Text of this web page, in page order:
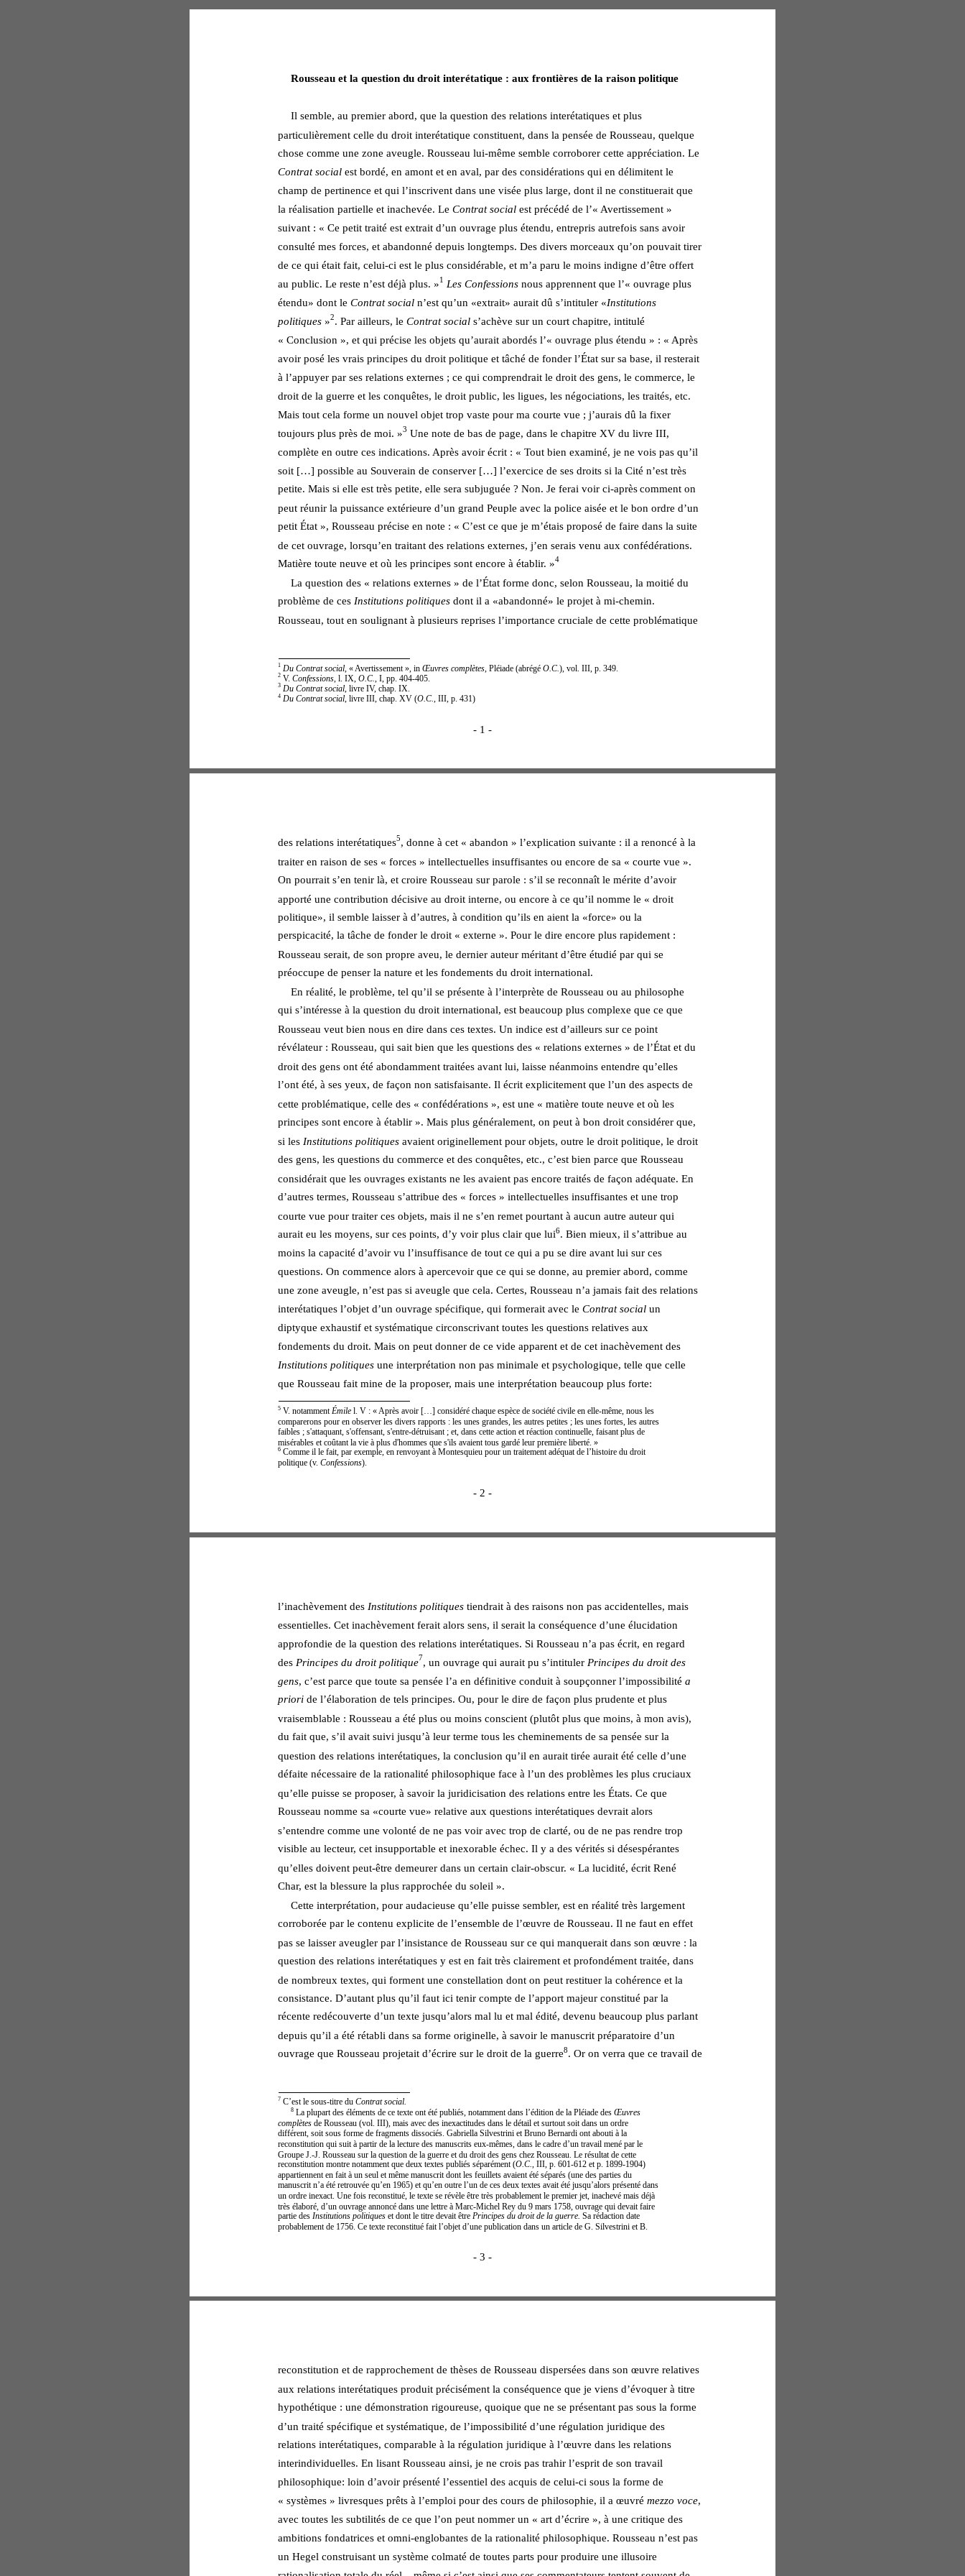
Rousseau et la question du droit interétatique : aux frontières de la raison politique
Il semble, au premier abord, que la question des relations interétatiques et plus
particulièrement celle du droit interétatique constituent, dans la pensée de Rousseau, quelque
chose comme une zone aveugle. Rousseau lui-même semble corroborer cette appréciation. Le
Contrat social est bordé, en amont et en aval, par des considérations qui en délimitent le
champ de pertinence et qui l’inscrivent dans une visée plus large, dont il ne constituerait que
la réalisation partielle et inachevée. Le Contrat social est précédé de l’« Avertissement »
suivant : « Ce petit traité est extrait d’un ouvrage plus étendu, entrepris autrefois sans avoir
consulté mes forces, et abandonné depuis longtemps. Des divers morceaux qu’on pouvait tirer
de ce qui était fait, celui-ci est le plus considérable, et m’a paru le moins indigne d’être offert
au public. Le reste n’est déjà plus. »1 Les Confessions nous apprennent que l’« ouvrage plus
étendu» dont le Contrat social n’est qu’un «extrait» aurait dû s’intituler «Institutions
politiques »2. Par ailleurs, le Contrat social s’achève sur un court chapitre, intitulé
« Conclusion », et qui précise les objets qu’aurait abordés l’« ouvrage plus étendu » : « Après
avoir posé les vrais principes du droit politique et tâché de fonder l’État sur sa base, il resterait
à l’appuyer par ses relations externes ; ce qui comprendrait le droit des gens, le commerce, le
droit de la guerre et les conquêtes, le droit public, les ligues, les négociations, les traités, etc.
Mais tout cela forme un nouvel objet trop vaste pour ma courte vue ; j’aurais dû la fixer
toujours plus près de moi. »3 Une note de bas de page, dans le chapitre XV du livre III,
complète en outre ces indications. Après avoir écrit : « Tout bien examiné, je ne vois pas qu’il
soit […] possible au Souverain de conserver […] l’exercice de ses droits si la Cité n’est très
petite. Mais si elle est très petite, elle sera subjuguée ? Non. Je ferai voir ci-après comment on
peut réunir la puissance extérieure d’un grand Peuple avec la police aisée et le bon ordre d’un
petit État », Rousseau précise en note : « C’est ce que je m’étais proposé de faire dans la suite
de cet ouvrage, lorsqu’en traitant des relations externes, j’en serais venu aux confédérations.
Matière toute neuve et où les principes sont encore à établir. »4
La question des « relations externes » de l’État forme donc, selon Rousseau, la moitié du
problème de ces Institutions politiques dont il a «abandonné» le projet à mi-chemin.
Rousseau, tout en soulignant à plusieurs reprises l’importance cruciale de cette problématique
1 Du Contrat social, « Avertissement », in Œuvres complètes, Pléiade (abrégé O.C. ), vol. III, p. 349.
2 V. Confessions, l. IX, O.C., I, pp. 404-405.
3 Du Contrat social, livre IV, chap. IX.
4 Du Contrat social, livre III, chap. XV (O.C., III, p. 431)
- 1 -
des relations interétatiques5, donne à cet « abandon » l’explication suivante : il a renoncé à la
traiter en raison de ses « forces » intellectuelles insuffisantes ou encore de sa « courte vue ».
On pourrait s’en tenir là, et croire Rousseau sur parole : s’il se reconnaît le mérite d’avoir
apporté une contribution décisive au droit interne, ou encore à ce qu’il nomme le « droit
politique», il semble laisser à d’autres, à condition qu’ils en aient la «force» ou la
perspicacité, la tâche de fonder le droit « externe ». Pour le dire encore plus rapidement :
Rousseau serait, de son propre aveu, le dernier auteur méritant d’être étudié par qui se
préoccupe de penser la nature et les fondements du droit international.
En réalité, le problème, tel qu’il se présente à l’interprète de Rousseau ou au philosophe
qui s’intéresse à la question du droit international, est beaucoup plus complexe que ce que
Rousseau veut bien nous en dire dans ces textes. Un indice est d’ailleurs sur ce point
révélateur : Rousseau, qui sait bien que les questions des « relations externes » de l’État et du
droit des gens ont été abondamment traitées avant lui, laisse néanmoins entendre qu’elles
l’ont été, à ses yeux, de façon non satisfaisante. Il écrit explicitement que l’un des aspects de
cette problématique, celle des « confédérations », est une « matière toute neuve et où les
principes sont encore à établir ». Mais plus généralement, on peut à bon droit considérer que,
si les Institutions politiques avaient originellement pour objets, outre le droit politique, le droit
des gens, les questions du commerce et des conquêtes, etc., c’est bien parce que Rousseau
considérait que les ouvrages existants ne les avaient pas encore traités de façon adéquate. En
d’autres termes, Rousseau s’attribue des « forces » intellectuelles insuffisantes et une trop
courte vue pour traiter ces objets, mais il ne s’en remet pourtant à aucun autre auteur qui
aurait eu les moyens, sur ces points, d’y voir plus clair que lui6. Bien mieux, il s’attribue au
moins la capacité d’avoir vu l’insuffisance de tout ce qui a pu se dire avant lui sur ces
questions. On commence alors à apercevoir que ce qui se donne, au premier abord, comme
une zone aveugle, n’est pas si aveugle que cela. Certes, Rousseau n’a jamais fait des relations
interétatiques l’objet d’un ouvrage spécifique, qui formerait avec le Contrat social un
diptyque exhaustif et systématique circonscrivant toutes les questions relatives aux
fondements du droit. Mais on peut donner de ce vide apparent et de cet inachèvement des
Institutions politiques une interprétation non pas minimale et psychologique, telle que celle
que Rousseau fait mine de la proposer, mais une interprétation beaucoup plus forte:
5 V. notamment Émile l. V : « Après avoir […] considéré chaque espèce de société civile en elle-même, nous les
comparerons pour en observer les divers rapports : les unes grandes, les autres petites ; les unes fortes, les autres
faibles ; s'attaquant, s'offensant, s'entre-détruisant ; et, dans cette action et réaction continuelle, faisant plus de
misérables et coûtant la vie à plus d'hommes que s'ils avaient tous gardé leur première liberté. »
6 Comme il le fait, par exemple, en renvoyant à Montesquieu pour un traitement adéquat de l’histoire du droit
politique (v. Confessions).
- 2 -
l’inachèvement des Institutions politiques tiendrait à des raisons non pas accidentelles, mais
essentielles. Cet inachèvement ferait alors sens, il serait la conséquence d’une élucidation
approfondie de la question des relations interétatiques. Si Rousseau n’a pas écrit, en regard
des Principes du droit politique7, un ouvrage qui aurait pu s’intituler Principes du droit des
gens, c’est parce que toute sa pensée l’a en définitive conduit à soupçonner l’impossibilité a
priori de l’élaboration de tels principes. Ou, pour le dire de façon plus prudente et plus
vraisemblable : Rousseau a été plus ou moins conscient (plutôt plus que moins, à mon avis),
du fait que, s’il avait suivi jusqu’à leur terme tous les cheminements de sa pensée sur la
question des relations interétatiques, la conclusion qu’il en aurait tirée aurait été celle d’une
défaite nécessaire de la rationalité philosophique face à l’un des problèmes les plus cruciaux
qu’elle puisse se proposer, à savoir la juridicisation des relations entre les États. Ce que
Rousseau nomme sa «courte vue» relative aux questions interétatiques devrait alors
s’entendre comme une volonté de ne pas voir avec trop de clarté, ou de ne pas rendre trop
visible au lecteur, cet insupportable et inexorable échec. Il y a des vérités si désespérantes
qu’elles doivent peut-être demeurer dans un certain clair-obscur. « La lucidité, écrit René
Char, est la blessure la plus rapprochée du soleil ».
Cette interprétation, pour audacieuse qu’elle puisse sembler, est en réalité très largement
corroborée par le contenu explicite de l’ensemble de l’œuvre de Rousseau. Il ne faut en effet
pas se laisser aveugler par l’insistance de Rousseau sur ce qui manquerait dans son œuvre : la
question des relations interétatiques y est en fait très clairement et profondément traitée, dans
de nombreux textes, qui forment une constellation dont on peut restituer la cohérence et la
consistance. D’autant plus qu’il faut ici tenir compte de l’apport majeur constitué par la
récente redécouverte d’un texte jusqu’alors mal lu et mal édité, devenu beaucoup plus parlant
depuis qu’il a été rétabli dans sa forme originelle, à savoir le manuscrit préparatoire d’un
ouvrage que Rousseau projetait d’écrire sur le droit de la guerre8. Or on verra que ce travail de
7 C’est le sous-titre du Contrat social.
8 La plupart des éléments de ce texte ont été publiés, notamment dans l’édition de la Pléiade des Œuvres
complètes de Rousseau (vol. III), mais avec des inexactitudes dans le détail et surtout soit dans un ordre
différent, soit sous forme de fragments dissociés. Gabriella Silvestrini et Bruno Bernardi ont abouti à la
reconstitution qui suit à partir de la lecture des manuscrits eux-mêmes, dans le cadre d’un travail mené par le
Groupe J.-J. Rousseau sur la question de la guerre et du droit des gens chez Rousseau. Le résultat de cette
reconstitution montre notamment que deux textes publiés séparément (O.C., III, p. 601-612 et p. 1899-1904)
appartiennent en fait à un seul et même manuscrit dont les feuillets avaient été séparés (une des parties du
manuscrit n’a été retrouvée qu’en 1965) et qu’en outre l’un de ces deux textes avait été jusqu’alors présenté dans
un ordre inexact. Une fois reconstitué, le texte se révèle être très probablement le premier jet, inachevé mais déjà
très élaboré, d’un ouvrage annoncé dans une lettre à Marc-Michel Rey du 9 mars 1758, ouvrage qui devait faire
partie des Institutions politiques et dont le titre devait être Principes du droit de la guerre. Sa rédaction date
probablement de 1756. Ce texte reconstitué fait l’objet d’une publication dans un article de G. Silvestrini et B.
- 3 -
reconstitution et de rapprochement de thèses de Rousseau dispersées dans son œuvre relatives
aux relations interétatiques produit précisément la conséquence que je viens d’évoquer à titre
hypothétique : une démonstration rigoureuse, quoique que ne se présentant pas sous la forme
d’un traité spécifique et systématique, de l’impossibilité d’une régulation juridique des
relations interétatiques, comparable à la régulation juridique à l’œuvre dans les relations
interindividuelles. En lisant Rousseau ainsi, je ne crois pas trahir l’esprit de son travail
philosophique: loin d’avoir présenté l’essentiel des acquis de celui-ci sous la forme de
« systèmes » livresques prêts à l’emploi pour des cours de philosophie, il a œuvré mezzo voce,
avec toutes les subtilités de ce que l’on peut nommer un « art d’écrire », à une critique des
ambitions fondatrices et omni-englobantes de la rationalité philosophique. Rousseau n’est pas
un Hegel construisant un système colmaté de toutes parts pour produire une illusoire